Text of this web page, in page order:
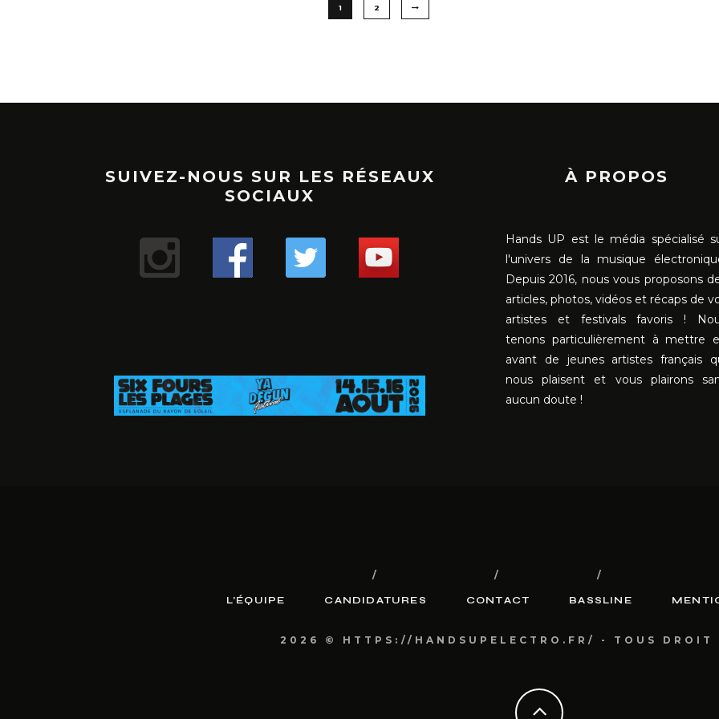
1 2
SUIVEZ-NOUS SUR LES RÉSEAUX
SOCIAUX
À PROPOS
Hands UP est le média spécialisé
l'univers de la musique
Depuis 2016, nous vous proposons
articles, photos, vidéos et récaps de
artistes et festivals favoris !
tenons particulièrement à mettre
avant de jeunes artistes français
nous plaisent et vous plairons
aucun doute !
L’ÉQUIPE CANDIDATURES CONTACT BASSLINE
2026 © HTTPS://HANDSUPELECTRO.FR/ - TOUS DROIT